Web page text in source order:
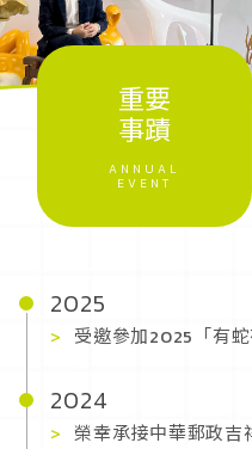
關於我們
2025
受邀參加2025「有
2024
榮幸承接中華郵政